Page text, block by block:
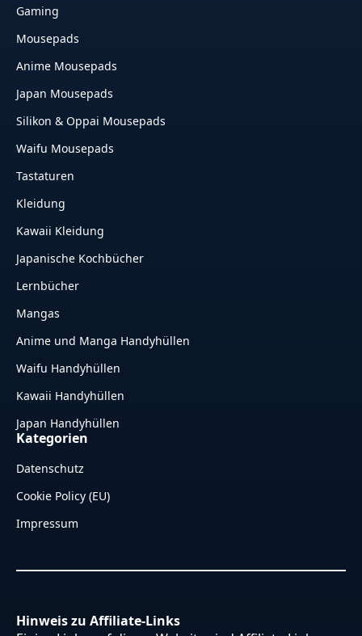
Gaming
Mousepads
Anime Mousepads
Japan Mousepads
Silikon & Oppai Mousepads
Waifu Mousepads
Tastaturen
Kleidung
Kawaii Kleidung
Japanische Kochbücher
Lernbücher
Mangas
Anime und Manga Handyhüllen
Waifu Handyhüllen
Kawaii Handyhüllen
Japan Handyhüllen
Kategorien
Datenschutz
Cookie Policy (EU)
Impressum
Hinweis zu Affiliate-Links